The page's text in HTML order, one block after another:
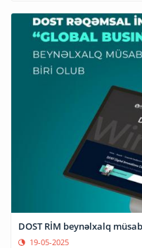
DOST RİM beynəlxalq
19-05-2025